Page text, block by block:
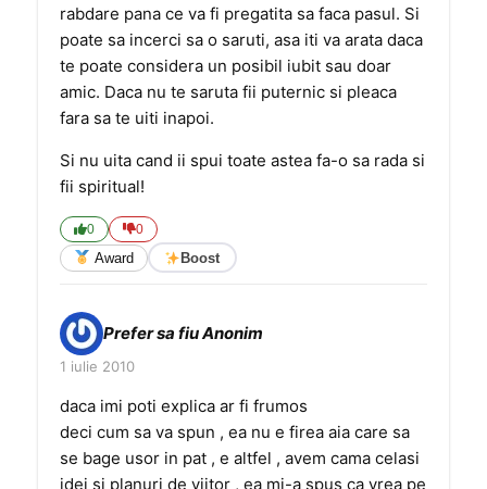
rabdare pana ce va fi pregatita sa faca pasul. Si
poate sa incerci sa o saruti, asa iti va arata daca
te poate considera un posibil iubit sau doar
amic. Daca nu te saruta fii puternic si pleaca
fara sa te uiti inapoi.
Si nu uita cand ii spui toate astea fa-o sa rada si
fii spiritual!
0 0
Award Boost
Prefer sa fiu Anonim
1 iulie 2010
daca imi poti explica ar fi frumos
deci cum sa va spun , ea nu e firea aia care sa
se bage usor in pat , e altfel , avem cama celasi
idei si planuri de viitor , ea mi-a spus ca vrea pe